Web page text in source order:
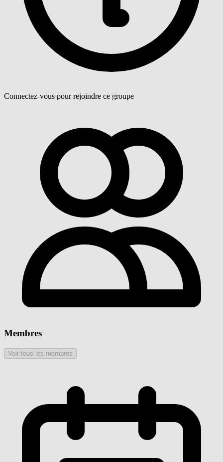
Connectez-vous pour rejoindre ce groupe
Membres
Voir tous les membres